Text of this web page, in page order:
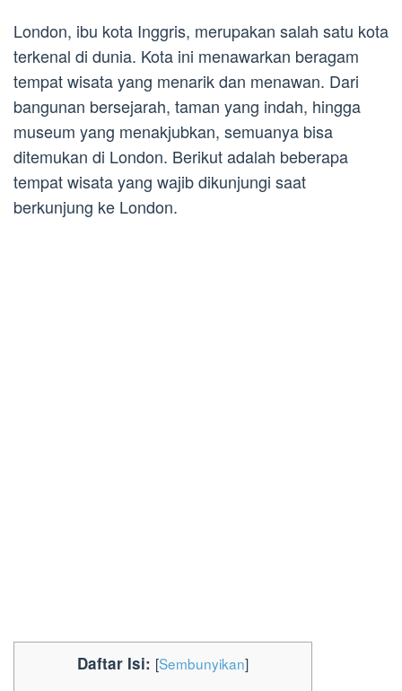
London, ibu kota Inggris, merupakan salah satu kota
terkenal di dunia. Kota ini menawarkan beragam
tempat wisata yang menarik dan menawan. Dari
bangunan bersejarah, taman yang indah, hingga
museum yang menakjubkan, semuanya bisa
ditemukan di London. Berikut adalah beberapa
tempat wisata yang wajib dikunjungi saat
berkunjung ke London.
Daftar Isi: [Sembunyikan]